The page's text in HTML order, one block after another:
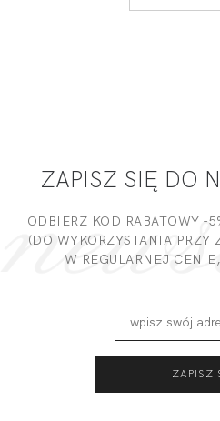
ZAPISZ SIĘ DO
ODBIERZ KOD RABATOWY -
(DO WYKORZYSTANIA PRZY
W REGULARNEJ